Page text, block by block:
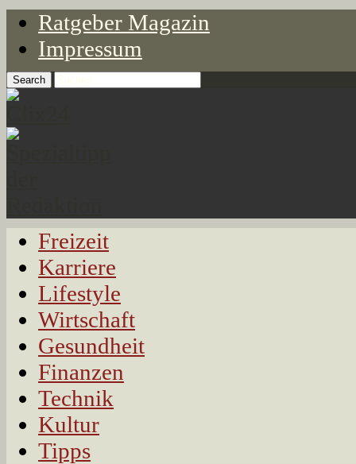
Ratgeber Magazin
Impressum
Freizeit
Karriere
Lifestyle
Wirtschaft
Gesundheit
Finanzen
Technik
Kultur
Tipps